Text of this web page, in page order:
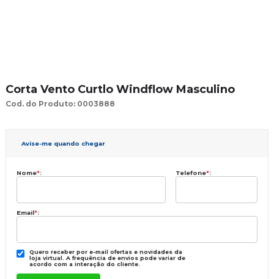
Corta Vento Curtlo Windflow Masculino
Cod. do Produto: 0003888
Avise-me quando chegar
Nome*: Telefone*:
Email*:
Quero receber por e-mail ofertas e novidades da
loja virtual. A frequência de envios pode variar de
acordo com a interação do cliente.